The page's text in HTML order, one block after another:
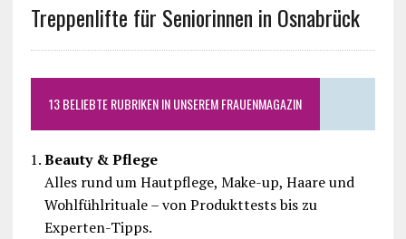
Treppenlifte für Seniorinnen in Osnabrück
13 BELIEBTE RUBRIKEN IN UNSEREM FRAUENMAGAZIN
Beauty & Pflege
Alles rund um Hautpflege, Make-up, Haare und
Wohlfühlrituale – von Produkttests bis zu
Experten-Tipps.